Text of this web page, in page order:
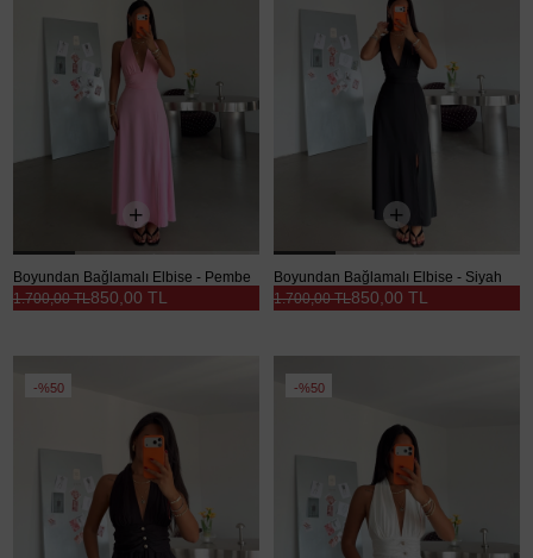
Boyundan Bağlamalı Elbise - Pembe
850,00 TL
1.700,00 TL
Boyundan Bağlamalı Elbise - Siyah
850,00 TL
1.700,00 TL
%50 %50